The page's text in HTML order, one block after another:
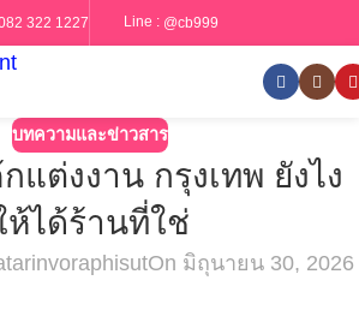
322 1227 Line : @cb999
บทความและข่าวสาร
แต่งงาน กรุงเทพ ยังไง
ห้ได้ร้านที่ใช่
On มิถุนายน 30, 2026